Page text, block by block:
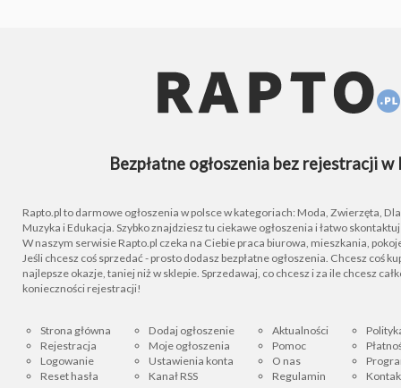
Bezpłatne ogłoszenia bez rejestracji w
Rapto.pl to darmowe ogłoszenia w polsce w kategoriach: Moda, Zwierzęta, Dla
Muzyka i Edukacja. Szybko znajdziesz tu ciekawe ogłoszenia i łatwo
W naszym serwisie Rapto.pl czeka na Ciebie praca biurowa, mieszkania,
Jeśli chcesz coś sprzedać - prosto dodasz bezpłatne ogłoszenia. Chcesz coś
najlepsze okazje, taniej niż w sklepie. Sprzedawaj, co chcesz i za ile chcesz
konieczności rejestracji!
Strona główna
Rejestracja
Logowanie
Reset hasła
Dodaj ogłoszenie
Moje ogłoszenia
Ustawienia konta
Kanał RSS
Aktualności
Pomoc
O nas
Regulamin